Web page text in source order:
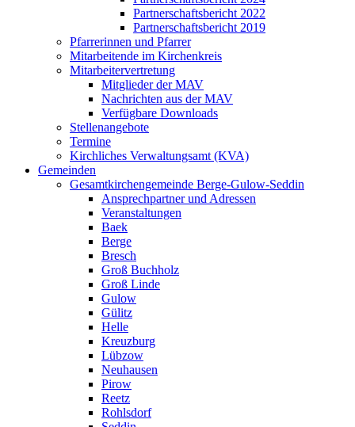
Partnerschaftsbericht 2022
Partnerschaftsbericht 2019
Pfarrerinnen und Pfarrer
Mitarbeitende im Kirchenkreis
Mitarbeitervertretung
Mitglieder der MAV
Nachrichten aus der MAV
Verfügbare Downloads
Stellenangebote
Termine
Kirchliches Verwaltungsamt (KVA)
Gemeinden
Gesamtkirchengemeinde Berge-Gulow-Seddin
Ansprechpartner und Adressen
Veranstaltungen
Baek
Berge
Bresch
Groß Buchholz
Groß Linde
Gulow
Gülitz
Helle
Kreuzburg
Lübzow
Neuhausen
Pirow
Reetz
Rohlsdorf